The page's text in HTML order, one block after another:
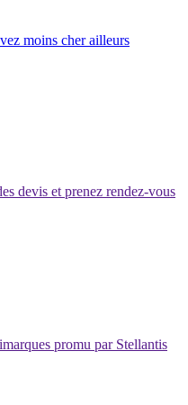
moins cher ailleurs
devis et prenez rendez-vous
promu par Stellantis